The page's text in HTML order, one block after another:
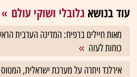
עוד בנושא גלובלי ושוקי עולם
מאות חיילים ברפיח: המדינה הערבית
כוחות לעזה
אירלנד ויתרה על מערכת ישראלית,